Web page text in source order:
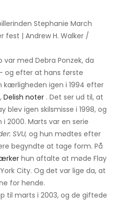
Stephanie March
fest | Andrew H. Walker /
med Debra Ponzek, da
og efter at hans første
igen i 1994 efter
Delish noter . Det ser ud til, at
blev igen skilsmisse i 1998, og
2000. Marts var en serie
SVU, og hun mødtes efter
begyndte at tage form. På
hun aftalte at møde Flay
City. Og det var lige da, at
for hende.
til marts i 2003, og de giftede